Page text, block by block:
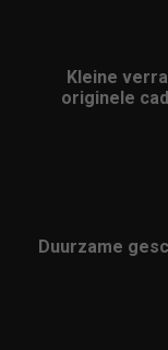
Kleine
originele
Duurzame